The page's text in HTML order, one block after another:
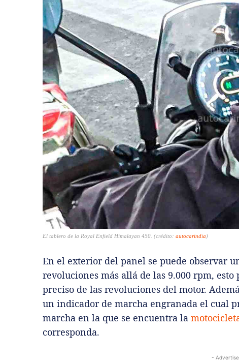
El tablero de la Royal Enfield Himalayan 450. (crédito: autocarindia)
En el exterior del panel se puede observar
revoluciones más allá de las 9.000 rpm,
preciso de las revoluciones del motor.
un indicador de marcha engranada el cual
marcha en la que se encuentra la
corresponda.
-